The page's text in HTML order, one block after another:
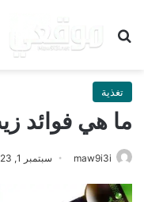
بحث عن
تغذية
ما هي فوائد
maw9i3i سبتمبر 1, 2023